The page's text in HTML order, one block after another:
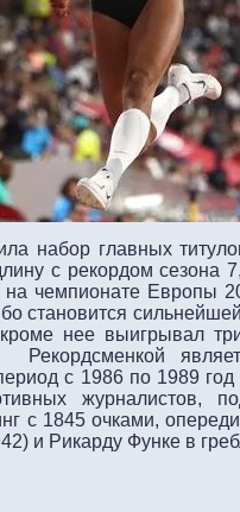
набор главных
с рекордом сезона
чемпионате Европы
становится
нее выигрывал
Рекордсменкой
с 1986 по 1989
журналистов,
с 1845 очками,
и Рикарду Функе в